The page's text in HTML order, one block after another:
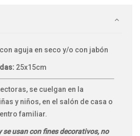
aguja en seco y/o con jabón
25x15cm
se cuelgan en la
y niños, en el salón de casa o
familiar.
se usan con fines decorativos, no